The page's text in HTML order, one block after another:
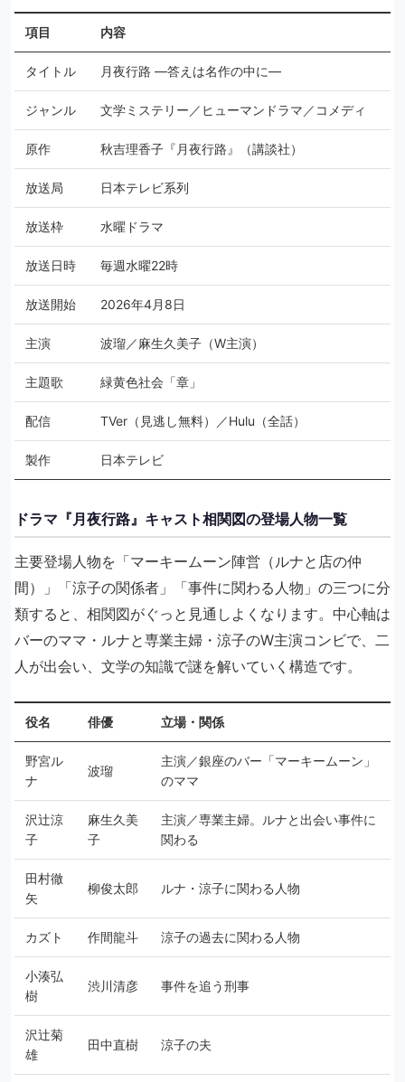
項目 内容
タイトル 月夜行路 ―答えは名作の中に―
ジャンル 文学ミステリー／ヒューマンドラマ／コメディ
原作 秋吉理香子『月夜行路』（講談社）
放送局 日本テレビ系列
放送枠 水曜ドラマ
放送日時 毎週水曜22時
放送開始 2026年4月8日
主演 波瑠／麻生久美子（W主演）
主題歌 緑黄色社会「章」
配信 TVer（見逃し無料）／Hulu（全話）
製作 日本テレビ
ドラマ『月夜行路』キャスト相関図の登場人物一覧
主要登場人物を「マーキームーン陣営（ルナと店の仲
間）」「涼子の関係者」「事件に関わる人物」の三つに分
類すると、相関図がぐっと見通しよくなります。中心軸は
バーのママ・ルナと専業主婦・涼子のW主演コンビで、二
人が出会い、文学の知識で謎を解いていく構造です。
役名 俳優 立場・関係
野宮ル
ナ
波瑠
主演／銀座のバー「マーキームーン」
のママ
沢辻涼
子
麻生久美
子
主演／専業主婦。ルナと出会い事件に
関わる
田村徹
矢
柳俊太郎 ルナ・涼子に関わる人物
カズト 作間龍斗 涼子の過去に関わる人物
小湊弘
樹
渋川清彦 事件を追う刑事
沢辻菊
雄
田中直樹 涼子の夫